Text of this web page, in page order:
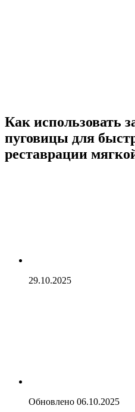
Как использовать
пуговицы для
реставрации
29.10.2025
Обновлено 06.10.2025